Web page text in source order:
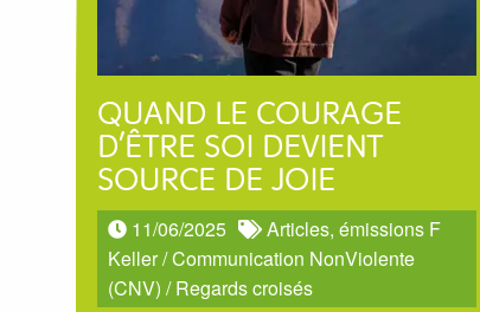
QUAND LE COURAGE
D’ÊTRE SOI DEVIENT
SOURCE DE JOIE
11/06/2025
Articles, émissions F
Keller/Communication NonViolente
(CNV) /Regards croisés